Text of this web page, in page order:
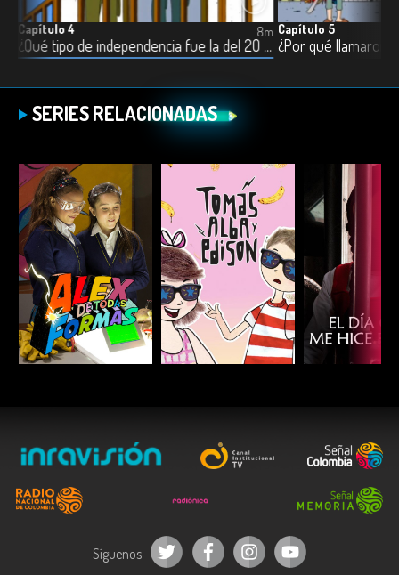
Capítulo 4
¿Qué tipo de independencia fue la del 20 de julio?
8m Capítulo 5
SERIES RELACIONADAS
ESCUCHAR ESCUCHAR
Síguenos